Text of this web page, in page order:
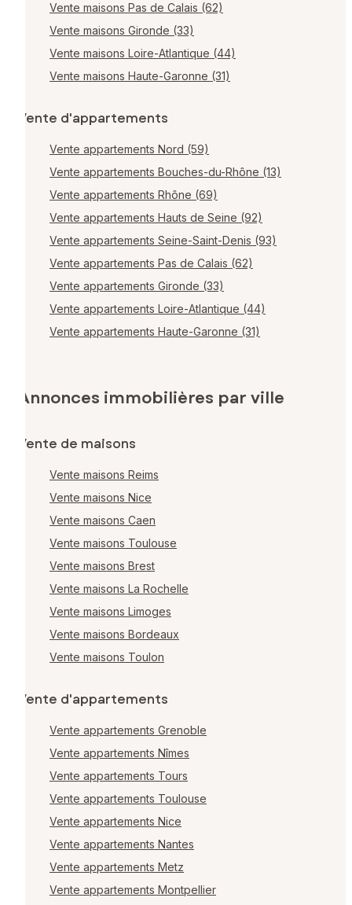
Vente maisons Pas de Calais (62)
Vente maisons Gironde (33)
Vente maisons Loire-Atlantique (44)
Vente maisons Haute-Garonne (31)
Vente d'appartements
Vente appartements Nord (59)
Vente appartements Bouches-du-Rhône (13)
Vente appartements Rhône (69)
Vente appartements Hauts de Seine (92)
Vente appartements Seine-Saint-Denis (93)
Vente appartements Pas de Calais (62)
Vente appartements Gironde (33)
Vente appartements Loire-Atlantique (44)
Vente appartements Haute-Garonne (31)
Annonces immobilières par ville
Vente de maisons
Vente maisons Reims
Vente maisons Nice
Vente maisons Caen
Vente maisons Toulouse
Vente maisons Brest
Vente maisons La Rochelle
Vente maisons Limoges
Vente maisons Bordeaux
Vente maisons Toulon
Vente d'appartements
Vente appartements Grenoble
Vente appartements Nîmes
Vente appartements Tours
Vente appartements Toulouse
Vente appartements Nice
Vente appartements Nantes
Vente appartements Metz
Vente appartements Montpellier